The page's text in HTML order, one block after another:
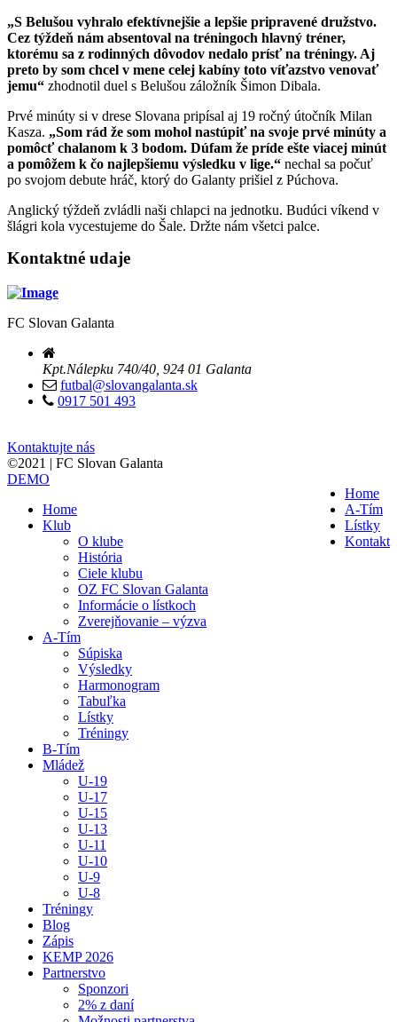
„S Belušou vyhralo efektívnejšie a lepšie pripravené družstvo.
Cez týždeň nám absentoval na tréningoch hlavný tréner,
ktorému sa z rodinných dôvodov nedalo prísť na tréningy. Aj
preto by som chcel v mene celej kabíny toto víťazstvo venovať
jemu“ zhodnotil duel s Belušou záložník Šimon Dibala.
Prvé minúty si v drese Slovana pripísal aj 19 ročný útočník Milan
Kasza. „Som rád že som mohol nastúpiť na svoje prvé minúty a
pomôcť chalanom k 3 bodom. Dúfam že príde ešte viacej minút
a pomôžem k čo najlepšiemu výsledku v lige.“ nechal sa počuť
po svojom debute hráč, ktorý do Galanty prišiel z Púchova.
Anglický týždeň zvládli naši chlapci na jednotku. Budúci víkend v
šlágri kola vycestujeme do Šale. Držte nám všetci palce.
Kontaktné udaje
FC Slovan Galanta
Kpt.Nálepku 740/40, 924 01 Galanta
futbal@slovangalanta.sk
0917 501 493
Kontaktujte nás
©2021 | FC Slovan Galanta
Home
A-Tím
Lístky
Kontakt
DEMO
Home
Klub
O klube
História
Ciele klubu
OZ FC Slovan Galanta
Informácie o lístkoch
Zverejňovanie – výzva
A-Tím
Súpiska
Výsledky
Harmonogram
Tabuľka
Lístky
Tréningy
B-Tím
Mládež
U-19
U-17
U-15
U-13
U-11
U-10
U-9
U-8
Tréningy
Blog
Zápis
KEMP 2026
Partnerstvo
Sponzori
2% z daní